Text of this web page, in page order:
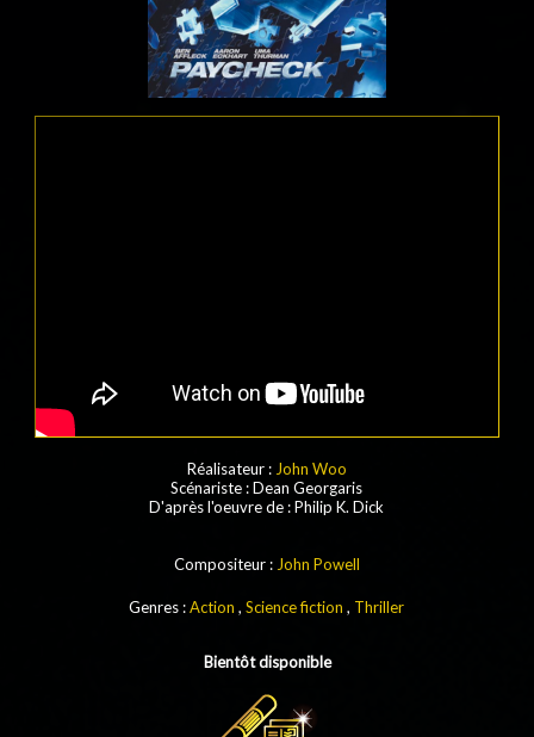
Réalisateur : John Woo
Scénariste : Dean Georgaris
D'après l'oeuvre de :Philip K. Dick
Compositeur : John Powell
Genres :Action ,Science fiction , Thriller
Bientôt disponible